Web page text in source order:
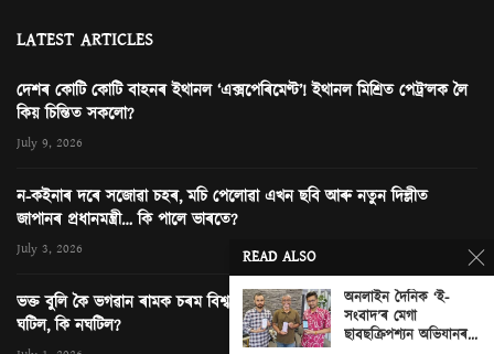
LATEST ARTICLES
দেশৰ কোটি কোটি বাহনৰ ইথানল ‘এক্সপেৰিমেণ্ট’! ইথানল মিশ্ৰিত পেট্ৰ’লক লৈ
কিয় চিন্তিত সকলো?
July 9, 2026
ন-কইনাৰ দৰে সজোৱা চহৰ, মচি পেলোৱা এখন ছবি আৰু নতুন দিল্লীত
জাপানৰ প্ৰধানমন্ত্ৰী… কি পালে ভাৰতে?
July 3, 2026
ভক্ত বুলি কৈ ভগৱান ৰামক চৰম বিশ্বাসঘাটকতা! অযোধ্যাৰ ৰাম মন্দিৰত কি
ঘটিল, কি নঘটিল?
READ ALSO
অনলাইন দৈনিক ‘ই-
সংবাদ’ৰ মেগা
ছাবছক্ৰিপশ্যন অভিযানৰ...